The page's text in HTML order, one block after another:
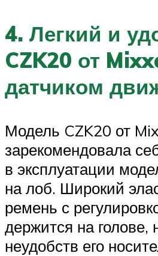
4. Легкий и
CZK20 от
датчиком
Модель CZK20 от
зарекомендовала
в эксплуатации
на лоб. Широкий
ремень с
держится на голове,
неудобств его